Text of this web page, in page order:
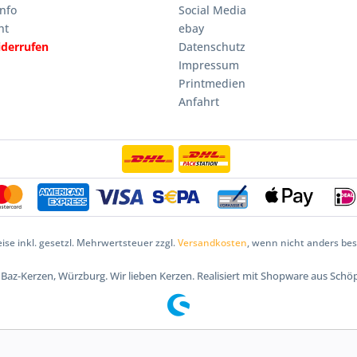
Social Media
ebay
Datenschutz
Impressum
Printmedien
Anfahrt
inkl. gesetzl. Mehrwertsteuer zzgl.Versandkosten, wenn nicht anders
Baz-Kerzen, Würzburg. Wir lieben Kerzen. Realisiert mit Shopware aus